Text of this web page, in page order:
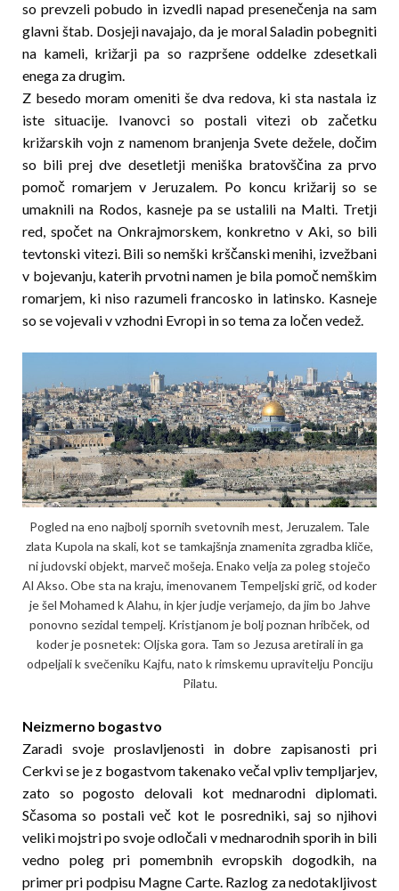
so pre­v­­zeli pobudo in izvedli napad presenečenja na sam
glavni štab. Dosjeji navajajo, da je moral Saladin pobegniti
na kameli, križarji pa so razpršene oddelke zde­setkali
enega za drugim.
Z besedo moram omeniti še dva redova, ki sta nastala iz
iste situacije. Ivanovci so postali vitezi ob začetku
križarskih vojn z namenom branjenja Svete dežele, dočim
so bili prej dve desetletji meniška bratovščina za prvo
pomoč romarjem v Jeruzalem. Po koncu kri­žarij so se
umaknili na Rodos, kasneje pa se ustalili na Malti. Tretji
red, spočet na Onkrajmorskem, konkretno v Aki, so bili
tevtonski vitezi. Bili so nemški krščanski menihi, izvežbani
v bojevanju, katerih prvot­ni namen je bila pomoč nemškim
romarjem, ki niso razumeli francosko in latinsko. Kasneje
so se vojevali v vzhodni Evropi in so tema za ločen vedež.
Pogled na eno najbolj spornih svetovnih mest, Jeruzalem. Tale
zlata Kupola na skali, kot se tamkajšnja znamenita zgradba kliče,
ni judovski objekt, marveč mošeja. Enako velja za poleg stoječo
Al Akso. Obe sta na kraju, imenovanem Tempeljski grič, od koder
je šel Mohamed k Alahu, in kjer judje verjamejo, da jim bo Jahve
ponovno sezidal tempelj. Kristjanom je bolj poznan hribček, od
koder je posnetek: Oljs­ka gora. Tam so Jezusa aretirali in ga
odpeljali k svečeniku Kajfu, nato k rimskemu upravitelju Ponciju
Pilatu.
Neizmerno bogastvo
Zaradi svoje proslavljenosti in dobre zapisanosti pri
Cerkvi se je z bogastvom takenako večal vpliv temp­ljarjev,
zato so pogosto delovali kot mednarodni dip­lomati.
Sčasoma so postali več kot le posredniki, saj so njihovi
veliki mojstri po svoje odločali v mednarod­nih sporih in bili
vedno poleg pri pomembnih evropskih dogodkih, na
primer pri podpisu Magne Carte. Razlog za nedotakljivost